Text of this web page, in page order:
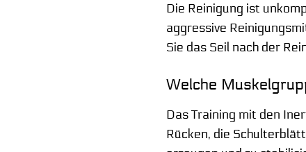
Die Reinigung ist
aggressive
Sie das Seil nach der
Welche
Das Training mit den
Rücken, die